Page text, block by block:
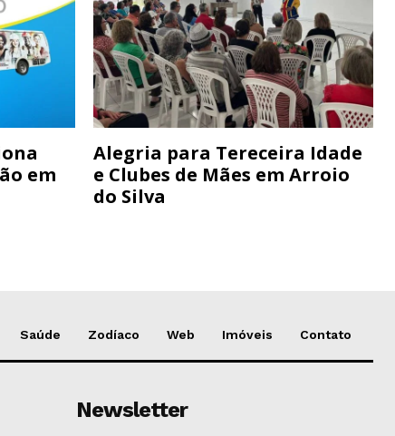
em
Alegria para Tereceira Idade
e Clubes de Mães em Arroio
do Silva
Saúde Zodíaco Web Imóveis Contato
Newsletter